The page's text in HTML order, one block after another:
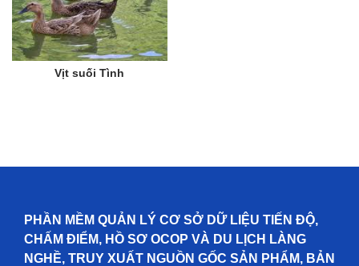
Vịt suối Tình
PHẦN MỀM QUẢN LÝ CƠ SỞ DỮ LIỆU TIẾN ĐỘ,
CHẤM ĐIỂM, HỒ SƠ OCOP VÀ DU LỊCH LÀNG
NGHỀ, TRUY XUẤT NGUỒN GỐC SẢN PHẨM, BẢN